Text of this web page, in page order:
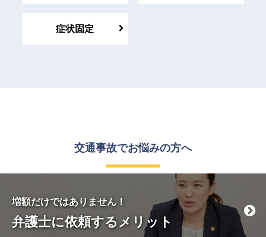
症状固定
交通事故でお悩みの方へ
増額だけではありません！
弁護士に依頼するメリット